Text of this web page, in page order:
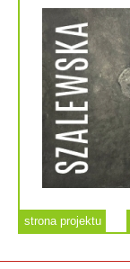
strona projektu